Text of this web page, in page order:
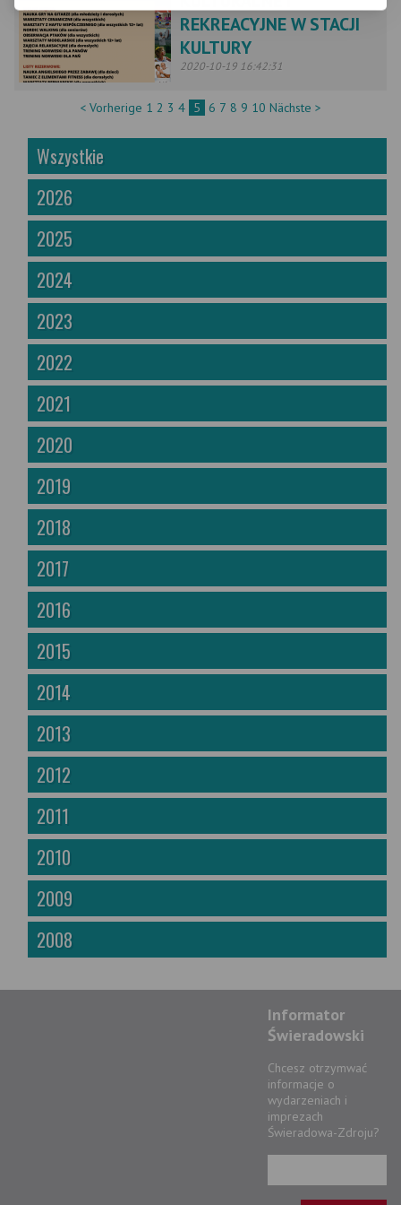
REKREACYJNE W STACJI
KULTURY
2020-10-19 16:42:31
< Vorherige 1 2 3 4 5 6 7 8 9 10 Nächste >
Wszystkie
2026
2025
2024
2023
2022
2021
2020
2019
2018
2017
2016
2015
2014
2013
2012
2011
2010
2009
2008
Informator
Świeradowski
Chcesz otrzymwać
informacje o
wydarzeniach i
imprezach
Świeradowa-Zdroju?